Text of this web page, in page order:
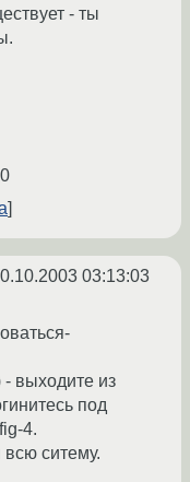
- ты
03:13:03
выходите из
под
4.
всю ситему.